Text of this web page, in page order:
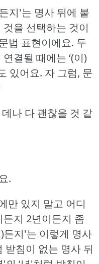
지'는 명사 뒤에 붙
을 선택하는 것이
법 표현이에요. 두
결될 때에는 ‘(이)
있어요. 자 그럼, 문
나 다 괜찮을 것 같
.
만 있지 말고 어디
든지 2년이든지 좀
든지'는 이렇게 명사
받침이 없는 명사 뒤